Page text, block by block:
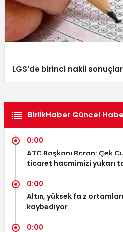
LGS’de birinci nakil
BirlikHaber Güncel
0:00
ATO Başkanı Baran: Çek
ticaret hacmimizi yukarı
0:00
Altın, yüksek faiz
kaybediyor
0:00